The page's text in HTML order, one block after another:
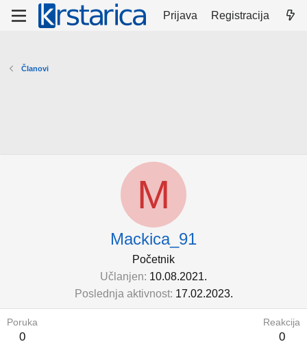
Prijava Registracija
Članovi
M
Mackica_91
Početnik
Učlanjen 10.08.2021.
Poslednja aktivnost 17.02.2023.
Poruka
0
Reakcija
0